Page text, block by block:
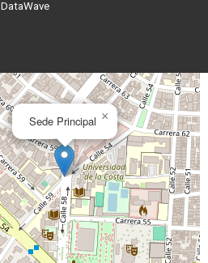
DataWave
×
Sede Principal